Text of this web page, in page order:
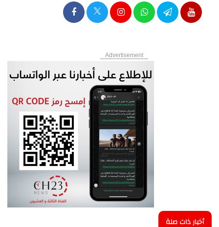
Advertisement
أخبار ذات صلة